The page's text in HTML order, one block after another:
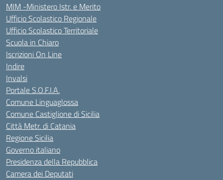
MIM -Ministero Istr. e Merito
Ufficio Scolastico Regionale
Ufficio Scolastico Territoriale
Scuola in Chiaro
Iscrizioni On Line
Indire
Invalsi
Portale S.O.F.I.A.
Comune Linguaglossa
Comune Castiglione di Sicilia
Città Metr. di Catania
Regione Sicilia
Governo italiano
Presidenza della Repubblica
Camera dei Deputati